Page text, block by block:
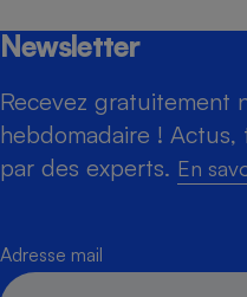
Newsletter
Recevez gratuitement
hebdomadaire !
par des experts. En
Adresse mail